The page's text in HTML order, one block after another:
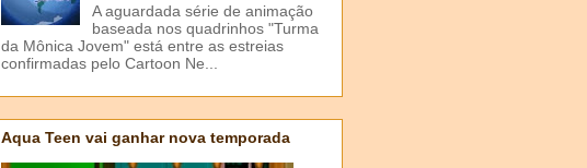
A aguardada série de animação
baseada nos quadrinhos "Turma
da Mônica Jovem" está entre as estreias
confirmadas pelo Cartoon Ne...
Aqua Teen vai ganhar nova temporada